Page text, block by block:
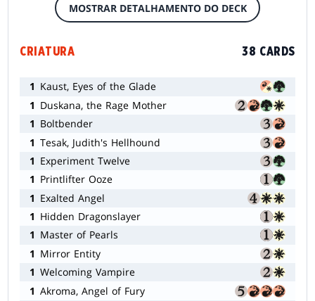
MOSTRAR DETALHAMENTO DO DECK
CRIATURA 38 CARDS
1 Kaust, Eyes of the Glade
1 Duskana, the Rage Mother
1 Boltbender
1 Tesak, Judith's Hellhound
1 Experiment Twelve
1 Printlifter Ooze
1 Exalted Angel
1 Hidden Dragonslayer
1 Master of Pearls
1 Mirror Entity
1 Welcoming Vampire
1 Akroma, Angel of Fury